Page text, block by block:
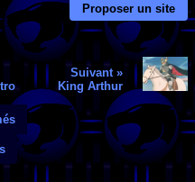
Proposer un site
Suivant »
King Arthur